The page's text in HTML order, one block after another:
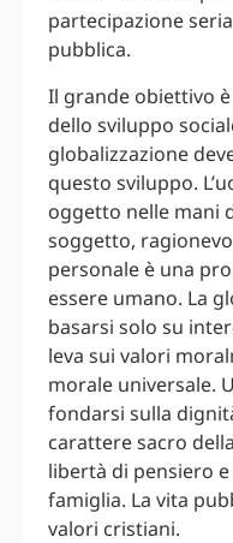
partecipazione
pubblica.
Il grande obiettivo
dello sviluppo
globalizzazione
questo sviluppo.
oggetto nelle mani
soggetto,
personale è una
essere umano. La
basarsi solo su
leva sui valori
morale universale.
fondarsi sulla
carattere sacro
libertà di pensiero
famiglia. La vita
valori cristiani.